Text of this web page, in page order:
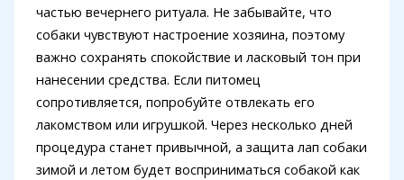
частью вечернего ритуала. Не забывайте, что
собаки чувствуют настроение хозяина, поэтому
важно сохранять спокойствие и ласковый тон при
нанесении средства. Если питомец
сопротивляется, попробуйте отвлекать его
лакомством или игрушкой. Через несколько дней
процедура станет привычной, а защита лап собаки
зимой и летом будет восприниматься собакой как